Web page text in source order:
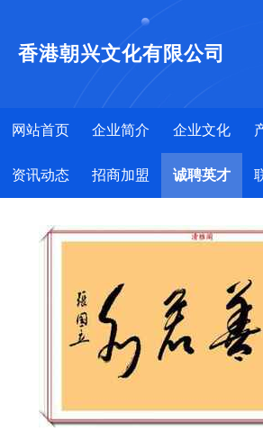
香港朝兴文化有限公司
网站首页 企业简介 企业文化
资讯动态 招商加盟 诚聘英才